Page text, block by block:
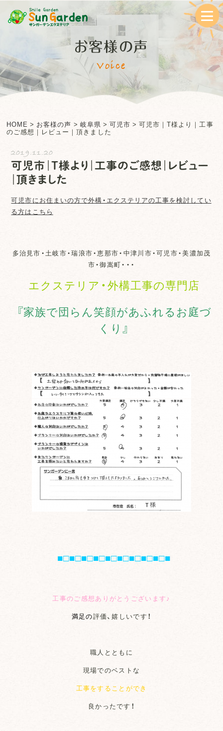
お客様の声
Voice
HOME > お客様の声 > 岐阜県 > 可児市 >可児市｜T様より｜工事
のご感想｜レビュー｜頂きました
2019.11.20
可児市｜T様より｜工事のご感想｜レビュー
｜頂きました
可児市にお住まいの方で外構・エクステリアの工事を検討してい
る方はこちら
多治見市・土岐市・瑞浪市・恵那市・中津川市・可児市・美濃加茂
市・御嵩町・・・
エクステリア・外構工事の専門店
『家族で団らん笑顔があふれるお庭づ
くり』
■□■□■□■□■□■□■□■□■□■
工事のご感想ありがとうございます♪
満足の評価、嬉しいです！
職人とともに
現場でのベストな
工事をすることができ
良かったです！